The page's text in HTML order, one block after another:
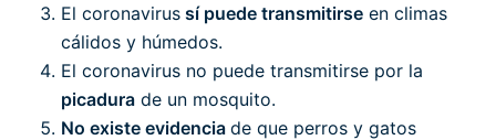
El coronavirus sí puede transmitirse en climas
cálidos y húmedos.
El coronavirus no puede transmitirse por la
picadura de un mosquito.
No existe evidencia de que perros y gatos